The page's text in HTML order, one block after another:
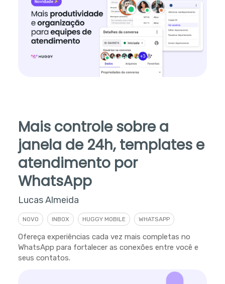
Mais controle sobre a
janela de 24h, templates e
atendimento por
WhatsApp
Lucas Almeida
NOVO INBOX HUGGY MOBILE WHATSAPP
Ofereça experiências cada vez mais completas no
WhatsApp para fortalecer as conexões entre você e
seus contatos.